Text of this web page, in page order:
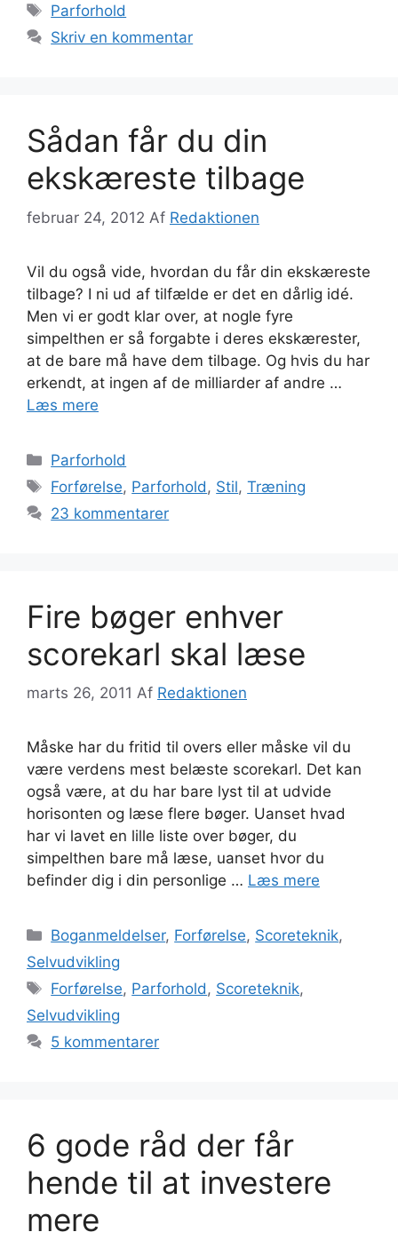
Tags
Parforhold
Skriv en kommentar
Sådan får du din
ekskæreste tilbage
februar 24, 2012 Af Redaktionen
Vil du også vide, hvordan du får din ekskæreste
tilbage? I ni ud af tilfælde er det en dårlig idé.
Men vi er godt klar over, at nogle fyre
simpelthen er så forgabte i deres ekskærester,
at de bare må have dem tilbage. Og hvis du har
erkendt, at ingen af de milliarder af andre …
Læs mere
Kategorier
Parforhold
Tags
Forførelse, Parforhold , Stil,Træning
23 kommentarer
Fire bøger enhver
scorekarl skal læse
marts 26, 2011 Af Redaktionen
Måske har du fritid til overs eller måske vil du
være verdens mest belæste scorekarl. Det kan
også være, at du har bare lyst til at udvide
horisonten og læse flere bøger. Uanset hvad
har vi lavet en lille liste over bøger, du
simpelthen bare må læse, uanset hvor du
befinder dig i din personlige … Læs mere
Kategorier
Boganmeldelser, Forførelse, Scoreteknik,
Selvudvikling
Tags
Forførelse, Parforhold, Scoreteknik,
Selvudvikling
5 kommentarer
6 gode råd der får
hende til at investere
mere